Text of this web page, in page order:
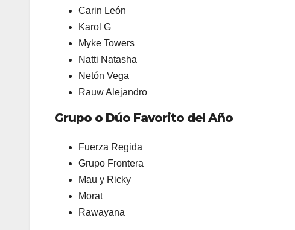
Carin León
Karol G
Myke Towers
Natti Natasha
Netón Vega
Rauw Alejandro
Grupo o Dúo Favorito del Año
Fuerza Regida
Grupo Frontera
Mau y Ricky
Morat
Rawayana